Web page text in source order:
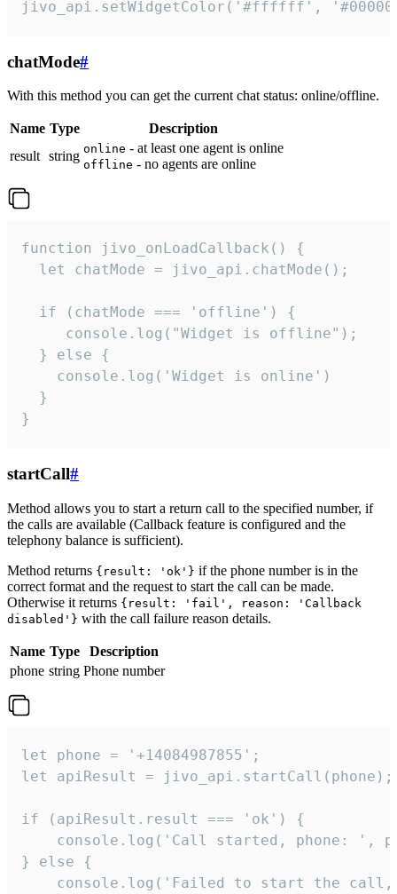
jivo_api.setWidgetColor('#ffffff',
chatMode#
With this method you can get the current chat status: online/offline.
Name Type
Description
result string online - at least one agent is online
offline - no agents are online
function jivo_onLoadCallback() {
  let chatMode = jivo_api.chatMode();
  if (chatMode === 'offline') {
     console.log("Widget is offline");
  } else {
    console.log('Widget is online')
  }
}
startCall#
Method allows you to start a return call to the specified number, if
the calls are available (Callback feature is configured and the
telephony balance is sufficient).
Method returns {result: 'ok'} if the phone number is in the
correct format and the request to start the call can be made.
Otherwise it returns {result: 'fail', reason: 'Callback
disabled'} with the call failure reason details.
Name Type
Description
phone string Phone number
let phone = '+14084987855';
let apiResult = jivo_api.startCall(phone);
if (apiResult.result === 'ok') {
console.log('Call started, phone: ',
} else {
console.log('Failed to start the